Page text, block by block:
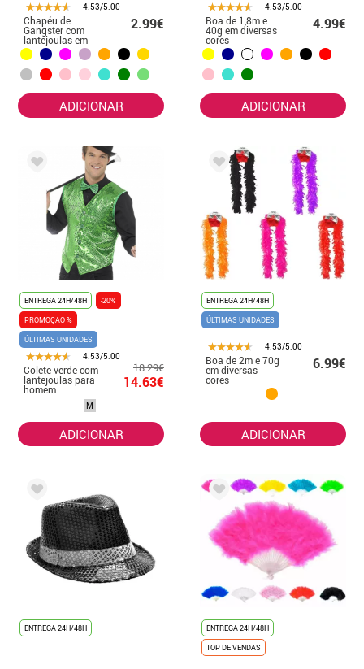
4.53/5.00
Chapéu de
Gangster com
lantejoulas em
várias cores
2.99€
ADICIONAR
4.53/5.00
Boa de 1,8m e
40g em diversas
cores
4.99€
ADICIONAR
ENTREGA 24H/48H
-20%
PROMOÇAO %
ÚLTIMAS UNIDADES
4.53/5.00
Colete verde com
lantejoulas para
homem
18.29€
14.63€
M
ADICIONAR
ENTREGA 24H/48H
ÚLTIMAS UNIDADES
4.53/5.00
Boa de 2m e 70g
em diversas
cores
6.99€
ADICIONAR
ENTREGA 24H/48H
ENTREGA 24H/48H
TOP DE VENDAS